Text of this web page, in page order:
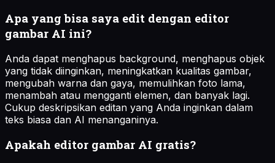
Apa yang bisa saya edit dengan editor
gambar AI ini?
Anda dapat menghapus background, menghapus objek
yang tidak diinginkan, meningkatkan kualitas gambar,
mengubah warna dan gaya, memulihkan foto lama,
menambah atau mengganti elemen, dan banyak lagi.
Cukup deskripsikan editan yang Anda inginkan dalam
teks biasa dan AI menanganinya.
Apakah editor gambar AI gratis?